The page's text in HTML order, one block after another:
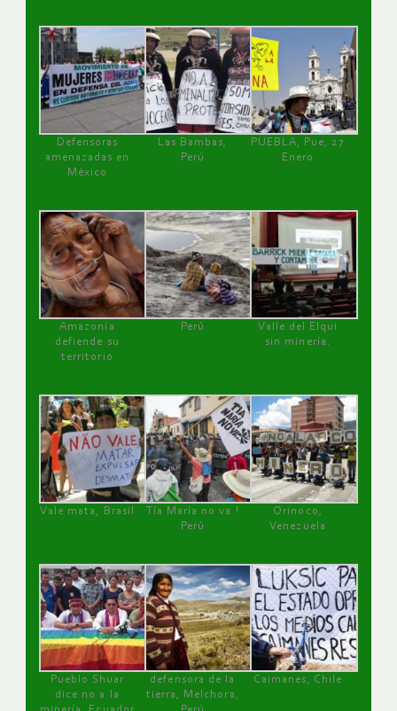
Defensoras
amenazadas en
México
Las Bambas,
Perú
PUEBLA, Pue, 27
Enero
Amazonía
defiende su
territorio
Perú
Valle del Elqui
sin minería.
Vale mata, Brasil
Tía María no va !
Perú
Orinoco,
Venezuela
Pueblo Shuar
dice no a la
defensora de la
tierra, Melchora,
Caimanes, Chile